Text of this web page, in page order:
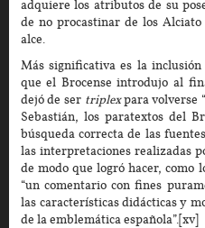
adquiere los atributos de su
de no procastinar de los
alce.
Más significativa es la
que el Brocense introdujo al
dejó de ser triplexpara volverse “
Sebastián, los paratextos del
búsqueda correcta de las
las interpretaciones realizadas
de modo que logró hacer, como
“un comentario con fines
las características didácticas y
de la emblemática española”.[xv]